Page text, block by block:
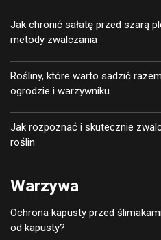
Jak chronić sałatę przed szarą
metody zwalczania
Rośliny, które warto sadzić
ogrodzie i warzywniku
Jak rozpoznać i skutecznie
roślin
Warzywa
Ochrona kapusty przed
od kapusty?